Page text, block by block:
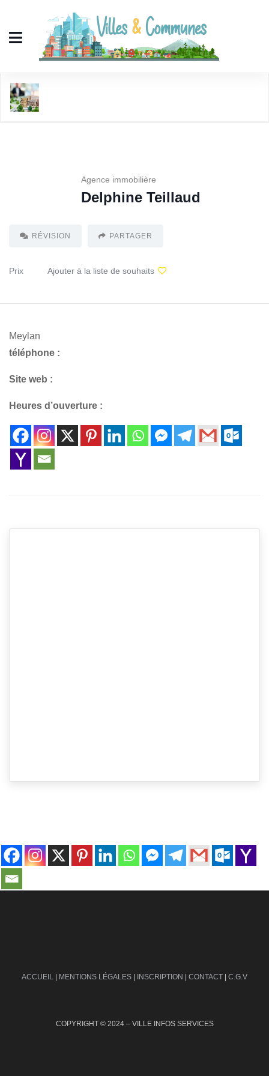
Agence immobilière
Delphine Teillaud
RÉVISION PARTAGER
Prix Ajouter à la liste de souhaits
Meylan
téléphone :
Site web :
Heures d’ouverture :
ACCUEIL | MENTIONS LÉGALES | INSCRIPTION | CONTACT | C.G.V
COPYRIGHT © 2024 – VILLE INFOS SERVICES